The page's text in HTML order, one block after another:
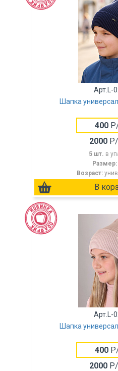
Арт.L-
Шапка
400
2000Р/
5 шт. в
Размер:
Возраст:
Арт.L-
Шапка
400
2000Р/